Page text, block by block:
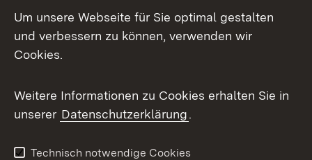
Facebook
X / Twitter
Youtube
Um unsere Webseite für Sie optimal gestalten
und verbessern zu können, verwenden wir
Cookies.
Weitere Informationen zu Cookies erhalten Sie in
unserer Datenschutzerklärung.
Technisch notwendige Cookies